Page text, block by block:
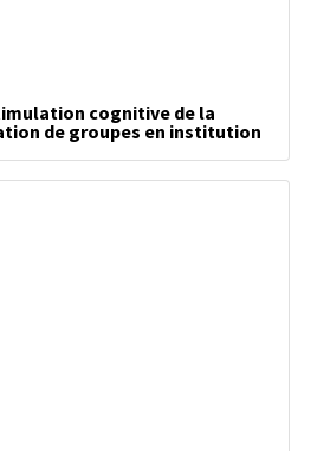
cognitive de la
de groupes en institution